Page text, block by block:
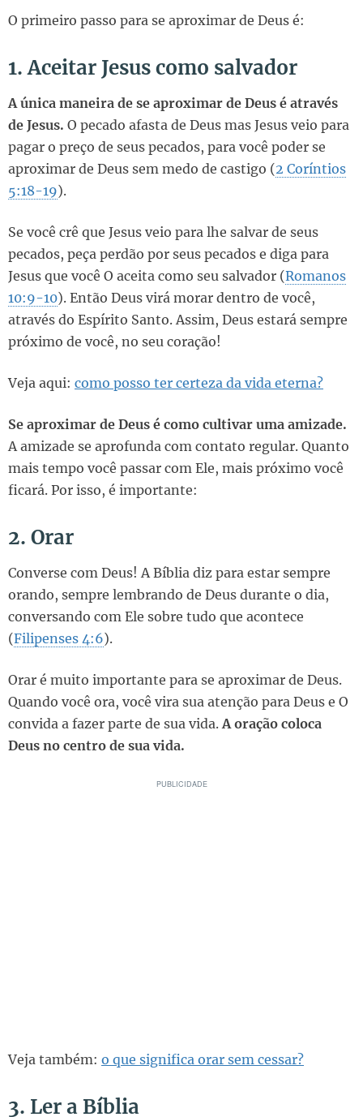
O primeiro passo para se aproximar de Deus é:
1. Aceitar Jesus como salvador
A única maneira de se aproximar de Deus é através
de Jesus. O pecado afasta de Deus mas Jesus veio para
pagar o preço de seus pecados, para você poder se
aproximar de Deus sem medo de castigo (2 Coríntios
5:18-19).
Se você crê que Jesus veio para lhe salvar de seus
pecados, peça perdão por seus pecados e diga para
Jesus que você O aceita como seu salvador (Romanos
10:9-10). Então Deus virá morar dentro de você,
através do Espírito Santo. Assim, Deus estará sempre
próximo de você, no seu coração!
Veja aqui: como posso ter certeza da vida eterna?
Se aproximar de Deus é como cultivar uma amizade.
A amizade se aprofunda com contato regular. Quanto
mais tempo você passar com Ele, mais próximo você
ficará. Por isso, é importante:
2. Orar
Converse com Deus! A Bíblia diz para estar sempre
orando, sempre lembrando de Deus durante o dia,
conversando com Ele sobre tudo que acontece
(Filipenses 4:6).
Orar é muito importante para se aproximar de Deus.
Quando você ora, você vira sua atenção para Deus e O
convida a fazer parte de sua vida. A oração coloca
Deus no centro de sua vida.
Veja também: o que significa orar sem cessar?
3. Ler a Bíblia